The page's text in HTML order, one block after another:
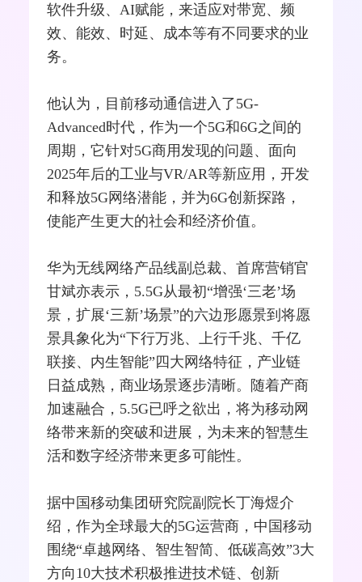
软件升级、AI赋能，来适应对带宽、频
效、能效、时延、成本等有不同要求的业
务。
他认为，目前移动通信进入了5G-
Advanced时代，作为一个5G和6G之间的
周期，它针对5G商用发现的问题、面向
2025年后的工业与VR/AR等新应用，开发
和释放5G网络潜能，并为6G创新探路，
使能产生更大的社会和经济价值。
华为无线网络产品线副总裁、首席营销官
甘斌亦表示，5.5G从最初“增强‘三老’场
景，扩展‘三新’场景”的六边形愿景到将愿
景具象化为“下行万兆、上行千兆、千亿
联接、内生智能”四大网络特征，产业链
日益成熟，商业场景逐步清晰。随着产商
加速融合，5.5G已呼之欲出，将为移动网
络带来新的突破和进展，为未来的智慧生
活和数字经济带来更多可能性。
据中国移动集团研究院副院长丁海煜介
绍，作为全球最大的5G运营商，中国移动
围绕“卓越网络、智生智简、低碳高效”3大
方向10大技术积极推进技术链、创新